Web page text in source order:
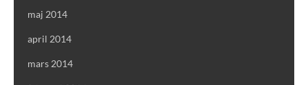
maj 2014
april 2014
mars 2014